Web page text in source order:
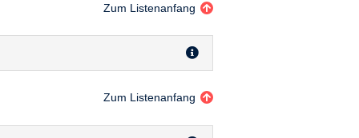
Zum Listenanfang
Zum Listenanfang